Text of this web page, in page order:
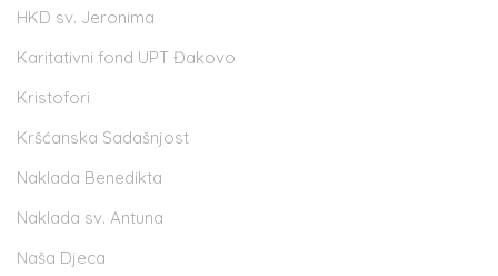
HKD sv. Jeronima
Karitativni fond UPT Đakovo
Kristofori
Kršćanska Sadašnjost
Naklada Benedikta
Naklada sv. Antuna
Naša Djeca